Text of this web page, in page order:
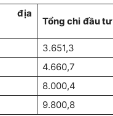
địa
Tổng chi đầu tư
3.651,3
4.660,7
8.000,4
9.800,8